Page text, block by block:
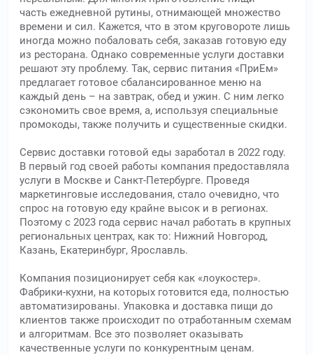
часть ежедневной рутины, отнимающей множество
времени и сил. Кажется, что в этом круговороте лишь
иногда можно побаловать себя, заказав готовую еду
из ресторана. Однако современные услуги доставки
решают эту проблему. Так, сервис питания «ПриЕм»
предлагает готовое сбалансированное меню на
каждый день – на завтрак, обед и ужин. С ним легко
сэкономить свое время, а, используя специальные
промокоды, также получить и существенные скидки.
Сервис доставки готовой еды заработал в 2022 году.
В первый год своей работы компания предоставляла
услуги в Москве и Санкт-Петербурге. Проведя
маркетинговые исследования, стало очевидно, что
спрос на готовую еду крайне высок и в регионах.
Поэтому с 2023 года сервис начал работать в крупных
региональных центрах, как то: Нижний Новгород,
Казань, Екатеринбург, Ярославль.
Компания позиционирует себя как «лоукостер».
Фабрики-кухни, на которых готовится еда, полностью
автоматизированы. Упаковка и доставка пищи до
клиентов также происходит по отработанным схемам
и алгоритмам. Все это позволяет оказывать
качественные услуги по конкурентным ценам.